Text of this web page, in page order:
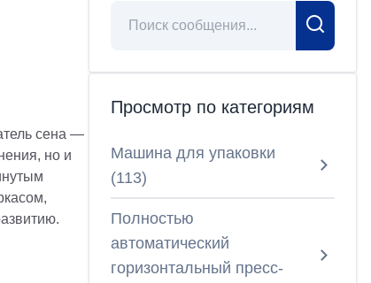
сена —
но и
Просмотр по категориям
Машина для упаковки
(113)
Полностью
автоматический
горизонтальный пресс-